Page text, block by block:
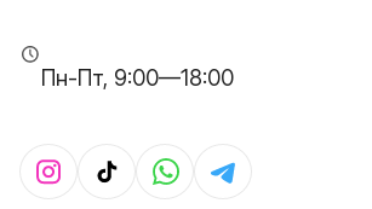
Пн-Пт, 9:00—18:00